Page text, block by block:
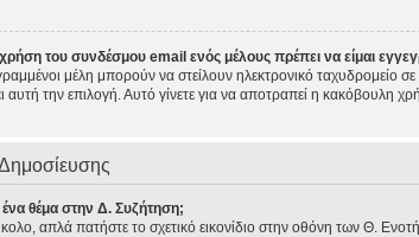
του συνδέσμου email ενός μέλους πρέπει να είμαι
μέλη μπορούν να στείλουν ηλεκτρονικό ταχυδρομείο
αυτή την επιλογή. Αυτό γίνετε για να αποτραπεί η
θέμα στην Δ. Συζήτηση;
απλά πατήστε το σχετικό εικονίδιο στην οθόνη των Θ.